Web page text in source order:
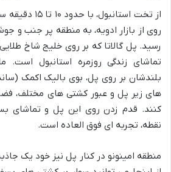
از تخت
روی از بازار ادویه، به منطقه پر جنب و
رسید. پل گالاتا که بر روی خلیج شاخ
تماشای زندگی روزمره استانبول است.
بلندشان بر روی پل، بوی بالیک اکمک
های زیر پل و عبور کشتی های مختلف،
کنند. قدم زدن روی این پل و تماشای
نقطه، تجربه ای فوق العاده است.
منطقه امینونو در کنار پل نیز خود یک